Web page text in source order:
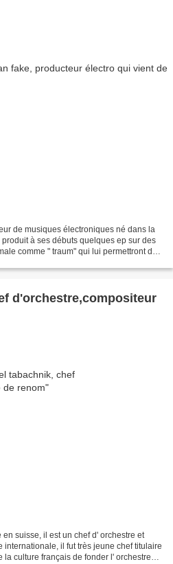
de musiques électroniques né dans la
à ses débuts quelques ep sur des
comme " traum" qui lui permettront de
d'orchestre,compositeur
suisse, il est un chef d' orchestre et
internationale, il fut très jeune chef titulaire
la culture français de fonder l' orchestre